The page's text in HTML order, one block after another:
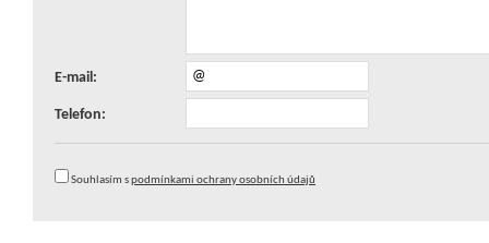
E-mail:
Telefon:
Souhlasím spodmínkami ochrany osobních údajů